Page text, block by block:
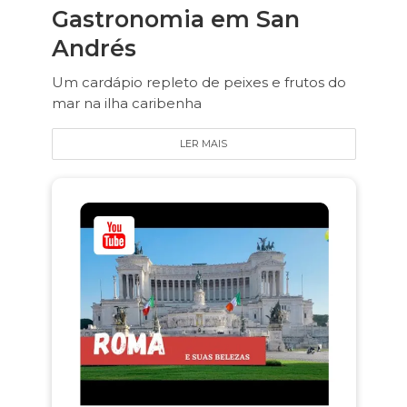
Gastronomia em San
Andrés
Um cardápio repleto de peixes e frutos do
mar na ilha caribenha
LER MAIS